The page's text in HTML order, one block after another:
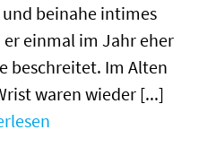
beinahe intimes
einmal im Jahr eher
beschreitet. Im Alten
waren wieder [...]